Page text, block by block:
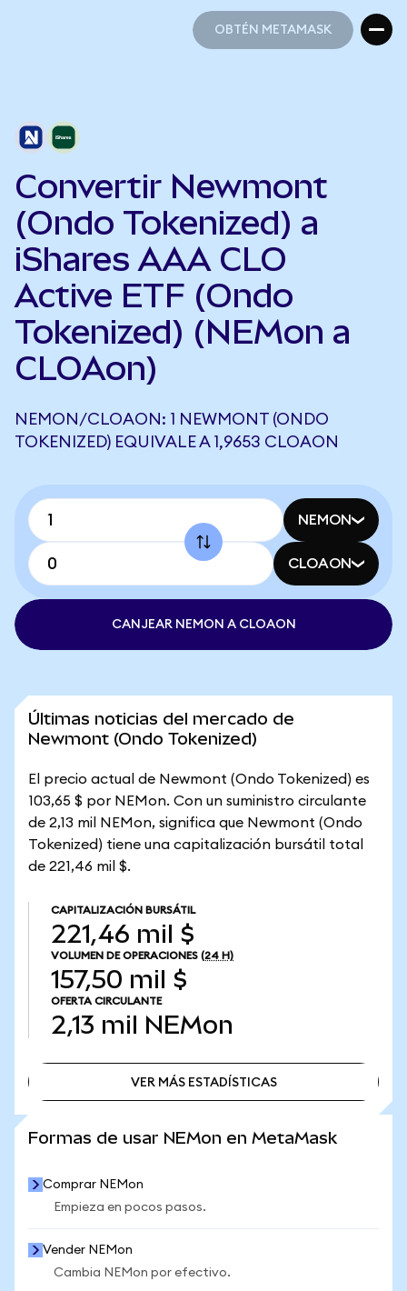
OBTÉN METAMASK
Convertir Newmont
(Ondo Tokenized) a
iShares AAA CLO
Active ETF (Ondo
Tokenized) (NEMon a
CLOAon)
NEMON/CLOAON: 1 NEWMONT (ONDO
TOKENIZED) EQUIVALE A 1,9653 CLOAON
NEMON
CLOAON
CANJEAR NEMON A CLOAON
Últimas noticias del mercado de
Newmont (Ondo Tokenized)
El precio actual de Newmont (Ondo Tokenized) es
103,65 $ por NEMon. Con un suministro circulante
de 2,13 mil NEMon, significa que Newmont (Ondo
Tokenized) tiene una capitalización bursátil total
de 221,46 mil $.
CAPITALIZACIÓN BURSÁTIL
221,46 mil $
VOLUMEN DE OPERACIONES (24 H)
157,50 mil $
OFERTA CIRCULANTE
2,13 mil NEMon
VER MÁS ESTADÍSTICAS
Formas de usar NEMon en MetaMask
Comprar NEMon
Empieza en pocos pasos.
Vender NEMon
Cambia NEMon por efectivo.